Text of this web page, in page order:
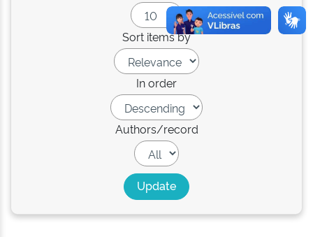
Sort items by
In order
Authors/record